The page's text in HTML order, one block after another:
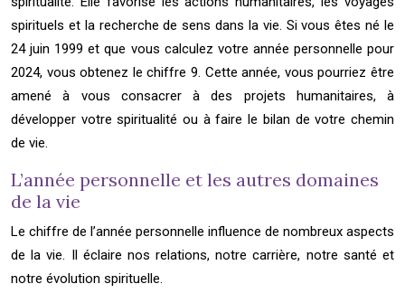
spirituels et la recherche de sens dans la vie. Si vous êtes né le
24 juin 1999 et que vous calculez votre année personnelle pour
2024, vous obtenez le chiffre 9. Cette année, vous pourriez être
amené à vous consacrer à des projets humanitaires, à
développer votre spiritualité ou à faire le bilan de votre chemin
de vie.
L’année personnelle et les autres domaines
de la vie
Le chiffre de l’année personnelle influence de nombreux aspects
de la vie. Il éclaire nos relations, notre carrière, notre santé et
notre évolution spirituelle.